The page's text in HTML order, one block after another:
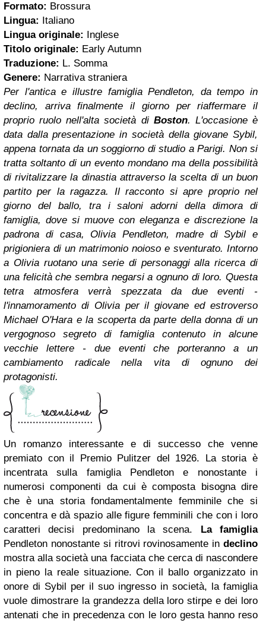
Formato: Brossura
Lingua: Italiano
Lingua originale: Inglese
Titolo originale: Early Autumn
Traduzione: L. Somma
Genere: Narrativa straniera
Per l'antica e illustre famiglia Pendleton, da tempo in
declino, arriva finalmente il giorno per riaffermare il
proprio ruolo nell'alta società di Boston. L'occasione è
data dalla presentazione in società della giovane Sybil,
appena tornata da un soggiorno di studio a Parigi. Non si
tratta soltanto di un evento mondano ma della possibilità
di rivitalizzare la dinastia attraverso la scelta di un buon
partito per la ragazza. Il racconto si apre proprio nel
giorno del ballo, tra i saloni adorni della dimora di
famiglia, dove si muove con eleganza e discrezione la
padrona di casa, Olivia Pendleton, madre di Sybil e
prigioniera di un matrimonio noioso e sventurato. Intorno
a Olivia ruotano una serie di personaggi alla ricerca di
una felicità che sembra negarsi a ognuno di loro. Questa
tetra atmosfera verrà spezzata da due eventi -
l'innamoramento di Olivia per il giovane ed estroverso
Michael O'Hara e la scoperta da parte della donna di un
vergognoso segreto di famiglia contenuto in alcune
vecchie lettere - due eventi che porteranno a un
cambiamento radicale nella vita di ognuno dei
protagonisti.
Un romanzo interessante e di successo che venne
premiato con il Premio Pulitzer del 1926. La storia è
incentrata sulla famiglia Pendleton e nonostante i
numerosi componenti da cui è composta bisogna dire
che è una storia fondamentalmente femminile che si
concentra e dà spazio alle figure femminili che con i loro
caratteri decisi predominano la scena. La famiglia
Pendleton nonostante si ritrovi rovinosamente in declino
mostra alla società una facciata che cerca di nascondere
in pieno la reale situazione. Con il ballo organizzato in
onore di Sybil per il suo ingresso in società, la famiglia
vuole dimostrare la grandezza della loro stirpe e dei loro
antenati che in precedenza con le loro gesta hanno reso